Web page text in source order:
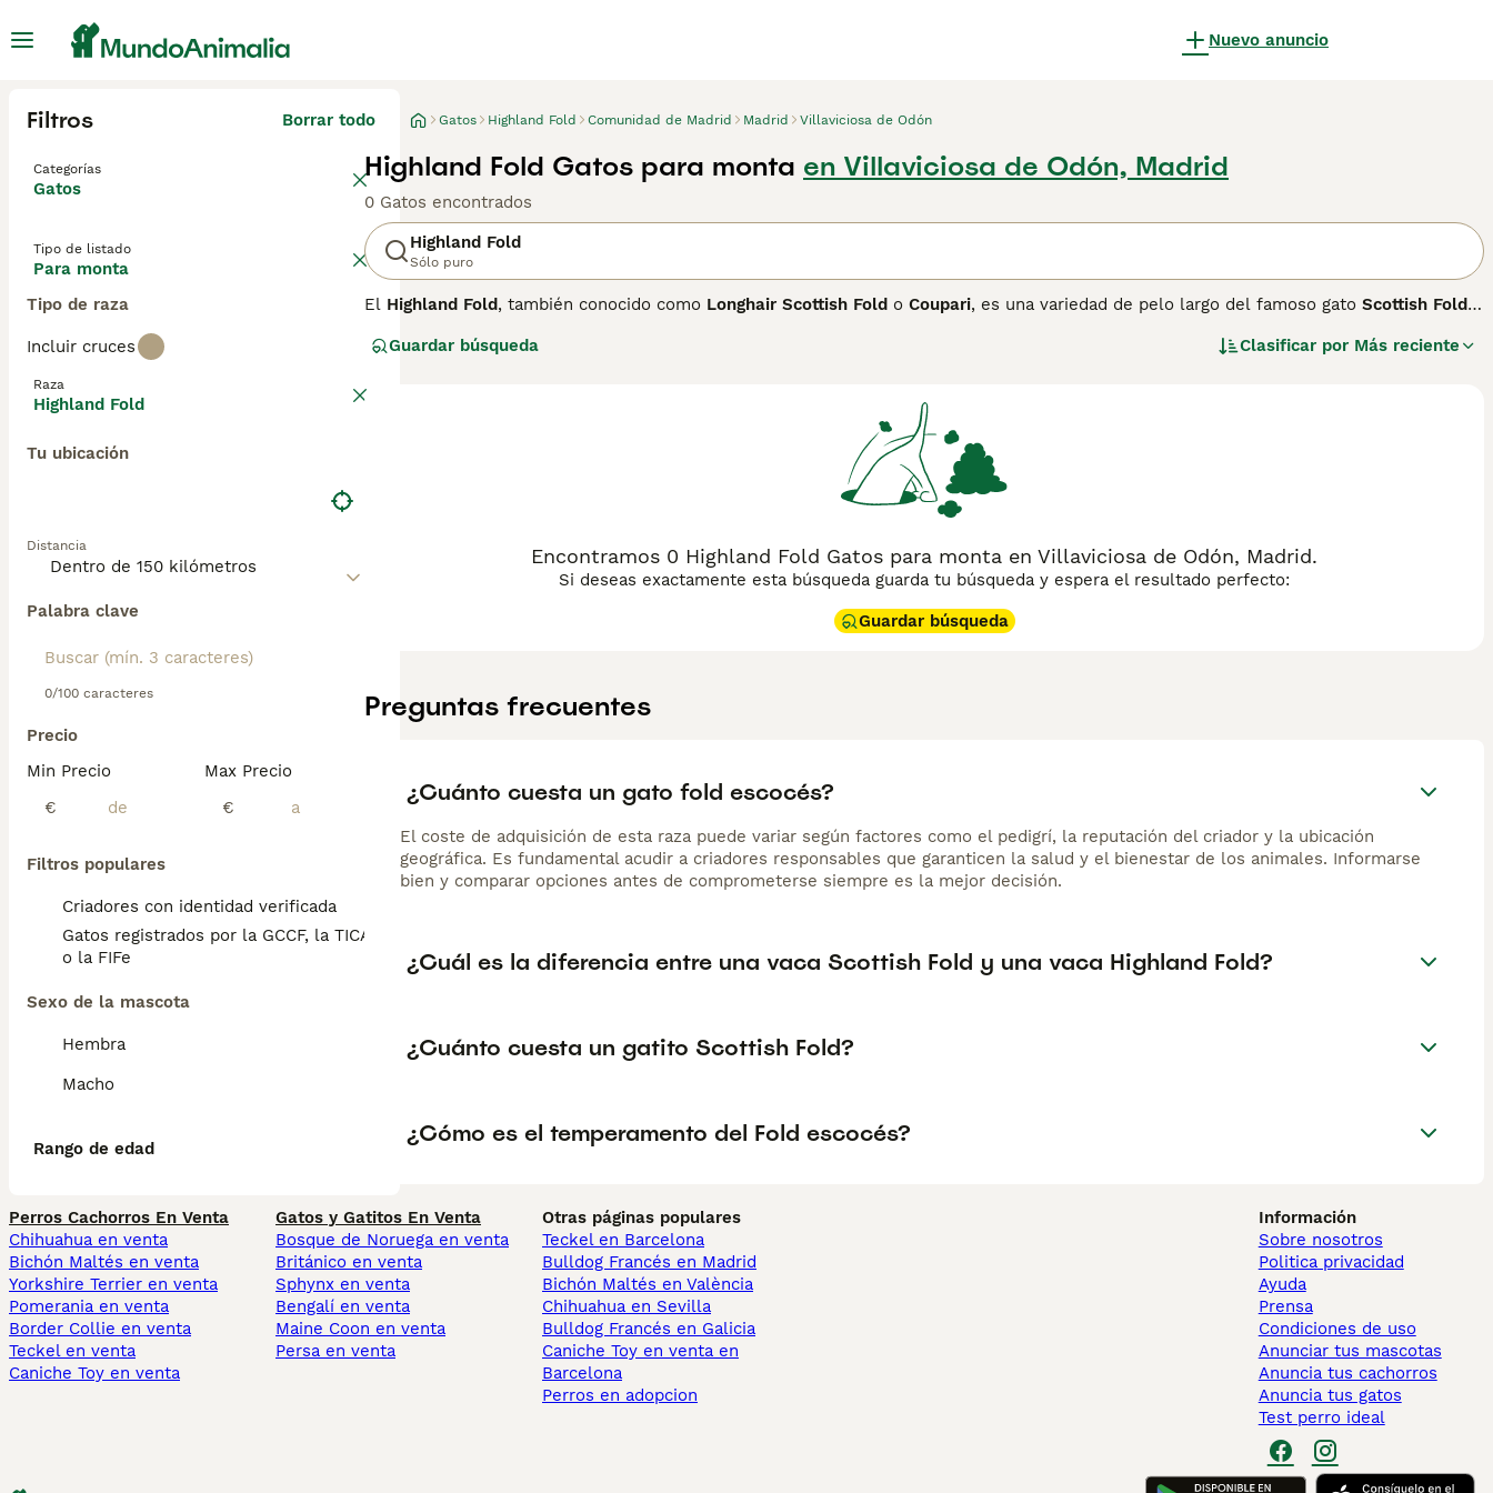
Nuevo anuncio
Filtros Borrar todo
Categorías
Gatos
Tipo de listado
Para monta
Tipo de raza
Incluir cruces
Raza
Highland Fold
Tu ubicación
Distancia
Palabra clave
0/100 caracteres
Precio
Min Precio
€
Max Precio
€
Filtros populares
Criadores con identidad verificada
Gatos registrados por la GCCF, la TICA
o la FIFe
Sexo de la mascota
Hembra
Macho
Rango de edad
Gatos Highland Fold Comunidad de Madrid Madrid Villaviciosa de Odón
Highland Fold Gatos para monta en Villaviciosa de Odón, Madrid
0 Gatos encontrados
Highland Fold
Sólo puro
El Highland Fold, también conocido como Longhair Scottish Fold o Coupari, es una variedad de pelo largo del famoso gato Scottish Fold.
cartílago, y su pelaje largo, denso y suave, que requiere cuidados regulares para evitar enredos. De tamaño mediano, su cuerpo es
cariñoso y tranquilo, perfecto para hogares con niños y otras mascotas, y se caracteriza por ser inteligente y curioso. Es importante
destacar que la mutación responsable de sus orejas dobladas puede causarle problemas de salud como osteocondrodistrofia, una
enfermedad degenerativa que afecta sus articulaciones, por lo que es fundamental adquirir estos gatos solo de criadores responsables
que eviten el cruzamiento entre gatos de orejas dobladas. En el mercado español, el
único y su carácter afectuoso, aunque requiere una consideración especial por su cuidado y salud.
Guardar búsqueda Clasificar por Más reciente
Encontramos 0 Highland Fold Gatos para monta en Villaviciosa de Odón, Madrid.
Si deseas exactamente esta búsqueda guarda tu búsqueda y espera el resultado perfecto:
Guardar búsqueda
Preguntas frecuentes
¿Cuánto cuesta un gato fold escocés?
El coste de adquisición de esta raza puede variar según factores como el pedigrí, la reputación del criador y la ubicación
geográfica. Es fundamental acudir a criadores responsables que garanticen la salud y el bienestar de los animales. Informarse
bien y comparar opciones antes de comprometerse siempre es la mejor decisión.
¿Cuál es la diferencia entre una vaca Scottish Fold y una vaca Highland Fold?
¿Cuánto cuesta un gatito Scottish Fold?
¿Cómo es el temperamento del Fold escocés?
Perros Cachorros En Venta
Chihuahua en venta
Bichón Maltés en venta
Yorkshire Terrier en venta
Pomerania en venta
Border Collie en venta
Teckel en venta
Caniche Toy en venta
Gatos y Gatitos En Venta
Bosque de Noruega en venta
Británico en venta
Sphynx en venta
Bengalí en venta
Maine Coon en venta
Persa en venta
Otras páginas populares
Teckel en Barcelona
Bulldog Francés en Madrid
Bichón Maltés en València
Chihuahua en Sevilla
Bulldog Francés en Galicia
Caniche Toy en venta en
Barcelona
Perros en adopcion
Información
Sobre nosotros
Politica privacidad
Ayuda
Prensa
Condiciones de uso
Anunciar tus mascotas
Anuncia tus cachorros
Anuncia tus gatos
Test perro ideal